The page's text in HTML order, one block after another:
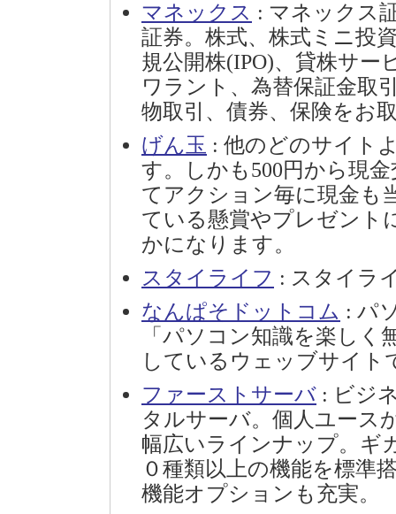
マネックス : マネックス
証券。株式、株式ミニ投
規公開株(IPO)、貸株サー
ワラント、為替保証金取
物取引、債券、保険をお
げん玉 : 他のどのサイト
す。しかも500円から現
てアクション毎に現金も
ている懸賞やプレゼント
かになります。
スタイライフ : スタイラ
なんぱそドットコム : パ
「パソコン知識を楽し
しているウェッブサイト
ファーストサーバ : ビジ
タルサーバ。個人ユース
幅広いラインナップ。ギ
０種類以上の機能を標準
機能オプションも充実。